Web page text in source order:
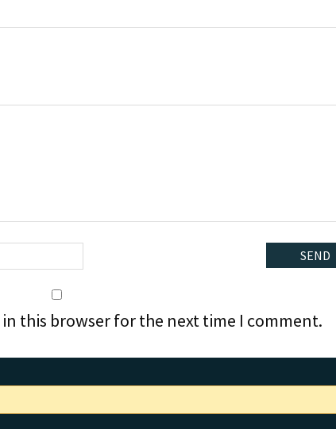
this browser for the next time I comment.